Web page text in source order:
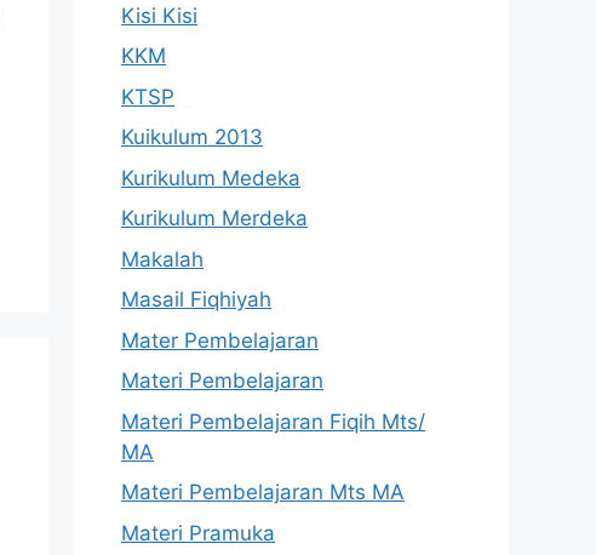
Kisi Kisi
KKM
KTSP
Kuikulum 2013
Kurikulum Medeka
Kurikulum Merdeka
Makalah
Masail Fiqhiyah
Mater Pembelajaran
Materi Pembelajaran
Materi Pembelajaran Fiqih Mts/
MA
Materi Pembelajaran Mts MA
Materi Pramuka